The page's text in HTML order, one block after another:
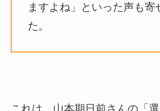
ますよね」といった声も寄
た。